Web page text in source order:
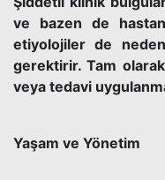
ve bazen de
etiyolojiler de
gerektirir. Tam
veya tedavi
Yaşam ve Yönetim